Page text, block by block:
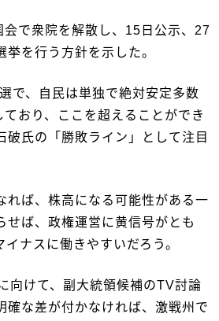
で衆院を解散し、15日公示、27
挙を行う方針を示した。
で、自民は単独で絶対安定多数
ており、ここを超えることができ
破氏の「勝敗ライン」として注目
れば、株高になる可能性がある一
せば、政権運営に黄信号がとも
ナスに働きやすいだろう。
向けて、副大統領候補のTV討論
確な差が付かなければ、激戦州で